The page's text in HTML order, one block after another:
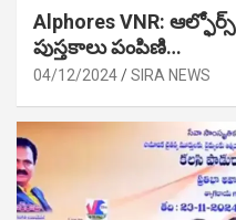
Alphores VNR:
పుస్తకాలు పంపిణి…
04/12/2024 SIRA NEWS